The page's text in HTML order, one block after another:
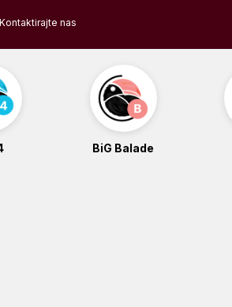
Kontaktirajte nas
BiG Balade